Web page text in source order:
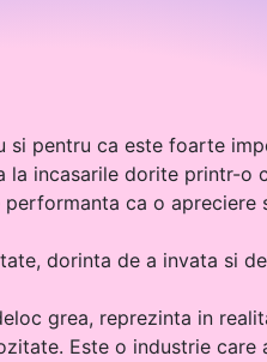
pentru ca este foarte
la incasarile dorite printr-
ca o
dorinta de a invata si
grea, reprezinta in
Este o industrie